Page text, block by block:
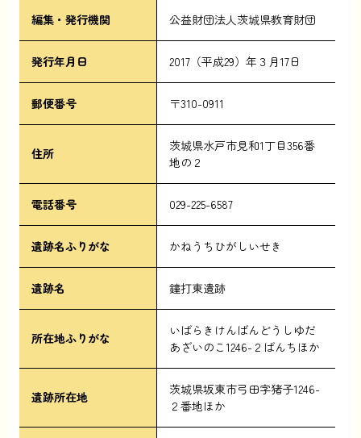
編集・発行機関 公益財団法人茨城県教育財団
発行年月日 2017（平成29）年３月17日
郵便番号 〒310-0911
住所
茨城県水戸市見和1丁目356番
地の２
電話番号 029-225-6587
遺跡名ふりがな かねうちひがしいせき
遺跡名 鐘打東遺跡
所在地ふりがな
いばらきけんばんどうしゆだ
あざいのこ1246-２ばんちほか
遺跡所在地
茨城県坂東市弓田字猪子1246-
２番地ほか